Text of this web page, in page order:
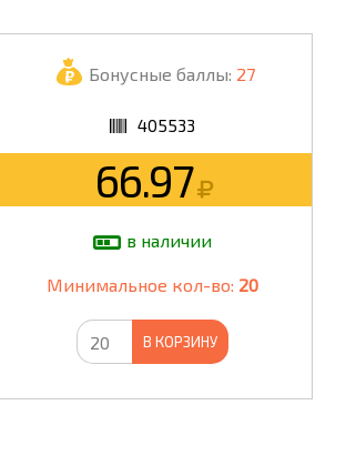
УПАКОВКА
ШКОЛА
Бонусные баллы: 27
405533
66.97
в наличии
Минимальное кол-во: 20
В КОРЗИНУ